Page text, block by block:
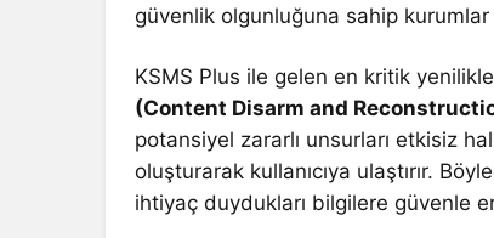
güvenlik olgunluğuna sahip
KSMS Plus ile gelen en kritik
(Content Disarm and
potansiyel zararlı unsurları etkisiz
oluşturarak kullanıcıya ulaştırır.
ihtiyaç duydukları bilgilere güvenle